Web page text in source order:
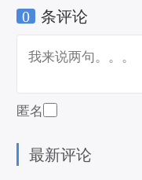
0 条评论
匿名
最新评论